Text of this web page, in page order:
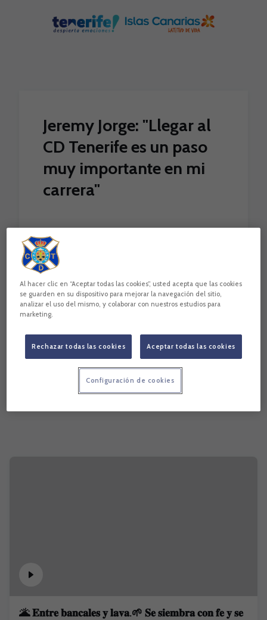
Jeremy Jorge: "Llegar al
CD Tenerife es un paso
muy importante en mi
carrera"
🌋 𝐄𝐧𝐭𝐫𝐞 𝐛𝐚𝐧𝐜𝐚𝐥𝐞𝐬 𝐲 𝐥𝐚𝐯𝐚.🌱 𝐒𝐞 𝐬𝐢𝐞𝐦𝐛𝐫𝐚 𝐜𝐨𝐧 𝐟𝐞 𝐲 𝐬𝐞
Al hacer clic en “Aceptar todas las cookies”, usted acepta que las cookies
se guarden en su dispositivo para mejorar la navegación del sitio,
analizar el uso del mismo, y colaborar con nuestros estudios para
marketing.
Rechazar todas las cookies Aceptar todas las cookies
Configuración de cookies